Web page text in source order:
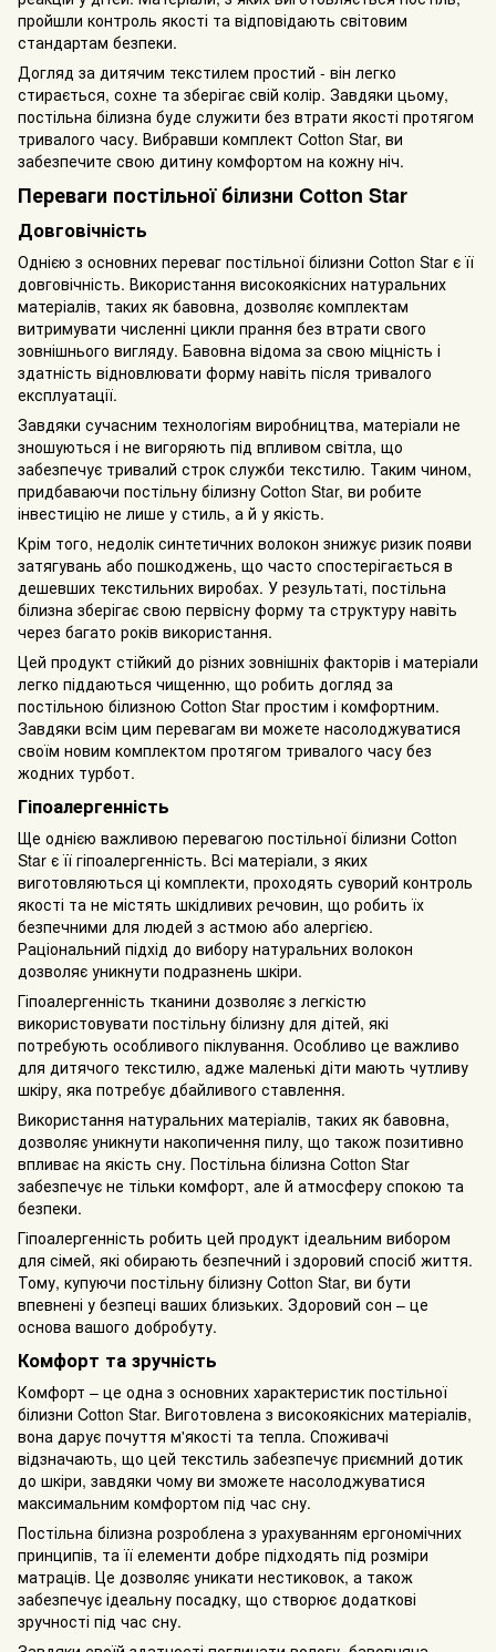
пройшли контроль якості та відповідають світовим
стандартам безпеки.
Догляд за дитячим текстилем простий - він легко
стирається, сохне та зберігає свій колір. Завдяки цьому,
постільна білизна буде служити без втрати якості протягом
тривалого часу. Вибравши комплект Cotton Star, ви
забезпечите свою дитину комфортом на кожну ніч.
Переваги постільної білизни Cotton Star
Довговічність
Однією з основних переваг постільної білизни Cotton Star є її
довговічність. Використання високоякісних натуральних
матеріалів, таких як бавовна, дозволяє комплектам
витримувати численні цикли прання без втрати свого
зовнішнього вигляду. Бавовна відома за свою міцність і
здатність відновлювати форму навіть після тривалого
експлуатації.
Завдяки сучасним технологіям виробництва, матеріали не
зношуються і не вигоряють під впливом світла, що
забезпечує тривалий строк служби текстилю. Таким чином,
придбаваючи постільну білизну Cotton Star, ви робите
інвестицію не лише у стиль, а й у якість.
Крім того, недолік синтетичних волокон знижує ризик появи
затягувань або пошкоджень, що часто спостерігається в
дешевших текстильних виробах. У результаті, постільна
білизна зберігає свою первісну форму та структуру навіть
через багато років використання.
Цей продукт стійкий до різних зовнішніх факторів і матеріали
легко піддаються чищенню, що робить догляд за
постільною білизною Cotton Star простим і комфортним.
Завдяки всім цим перевагам ви можете насолоджуватися
своїм новим комплектом протягом тривалого часу без
жодних турбот.
Гіпоалергенність
Ще однією важливою перевагою постільної білизни Cotton
Star є її гіпоалергенність. Всі матеріали, з яких
виготовляються ці комплекти, проходять суворий контроль
якості та не містять шкідливих речовин, що робить їх
безпечними для людей з астмою або алергією.
Раціональний підхід до вибору натуральних волокон
дозволяє уникнути подразнень шкіри.
Гіпоалергенність тканини дозволяє з легкістю
використовувати постільну білизну для дітей, які
потребують особливого піклування. Особливо це важливо
для дитячого текстилю, адже маленькі діти мають чутливу
шкіру, яка потребує дбайливого ставлення.
Використання натуральних матеріалів, таких як бавовна,
дозволяє уникнути накопичення пилу, що також позитивно
впливає на якість сну. Постільна білизна Cotton Star
забезпечує не тільки комфорт, але й атмосферу спокою та
безпеки.
Гіпоалергенність робить цей продукт ідеальним вибором
для сімей, які обирають безпечний і здоровий спосіб життя.
Тому, купуючи постільну білизну Cotton Star, ви бути
впевнені у безпеці ваших близьких. Здоровий сон – це
основа вашого добробуту.
Комфорт та зручність
Комфорт – це одна з основних характеристик постільної
білизни Cotton Star. Виготовлена з високоякісних матеріалів,
вона дарує почуття м'якості та тепла. Споживачі
відзначають, що цей текстиль забезпечує приємний дотик
до шкіри, завдяки чому ви зможете насолоджуватися
максимальним комфортом під час сну.
Постільна білизна розроблена з урахуванням ергономічних
принципів, та її елементи добре підходять під розміри
матраців. Це дозволяє уникати нестиковок, а також
забезпечує ідеальну посадку, що створює додаткові
зручності під час сну.